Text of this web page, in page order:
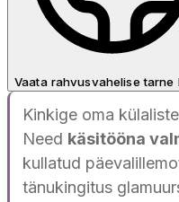
Vaata rahvusvahelise tarne
Kinkige oma
Need käsitööna
kullatud
tänukingitus